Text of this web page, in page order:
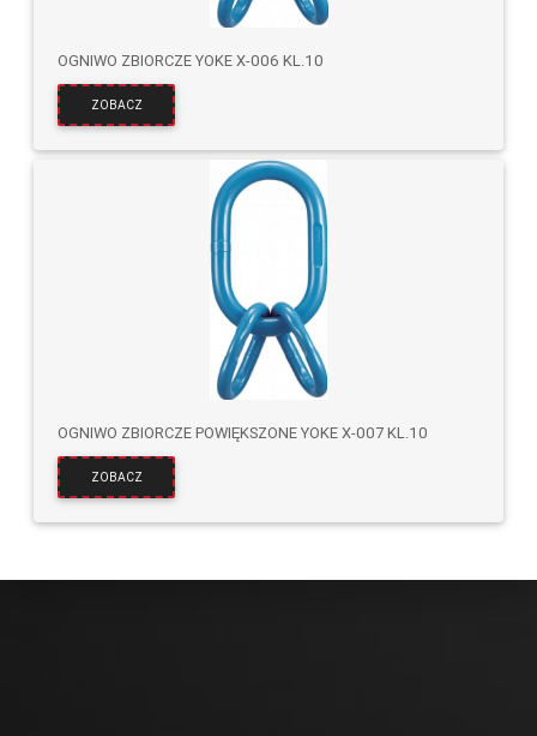
OGNIWO ZBIORCZE YOKE X-006 KL.10
ZOBACZ
OGNIWO ZBIORCZE POWIĘKSZONE YOKE X-007 KL.10
ZOBACZ